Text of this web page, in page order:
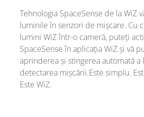
Tehnologia SpaceSense de la WiZ
luminile în senzori de mișcare. Cu
lumini WiZ într-o cameră, puteți
SpaceSense în aplicația WiZ și vă
aprinderea și stingerea automată a
detectarea mișcării.Este simplu.
Este WiZ.